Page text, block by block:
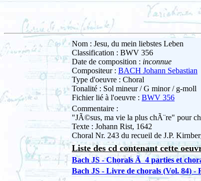
Nom : Jesu, du mein liebstes Leben
Classification : BWV 356
Date de composition : inconnue
Compositeur : BACH Johann Sebastian
Type d'oeuvre : Choral
Tonalité : Sol mineur / G minor / g-moll
Fichier lié à l'oeuvre : BWV 356
Commentaire :
"JÃ©sus, ma vie la plus chÃ¨re" pour
Texte : Johann Rist, 1642
Choral Nr. 243 du recueil de J.P.
Liste des cd contenant cette
Bach JS - Chorals Ã 4 parties et
Bach JS - Livre de chorals (Vol. 84) -